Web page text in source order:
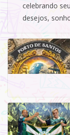
celebrando
desejos,